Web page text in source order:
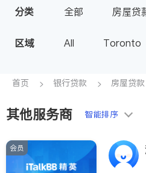
保险理财 房地
银行贷款 会
建筑装修
分类 全部 房屋贷
区域 All
Toronto
Scarborough
North York
Brampton
Kitchener
首页 银行贷款 房屋贷款
其他服务商 智能排序
会员